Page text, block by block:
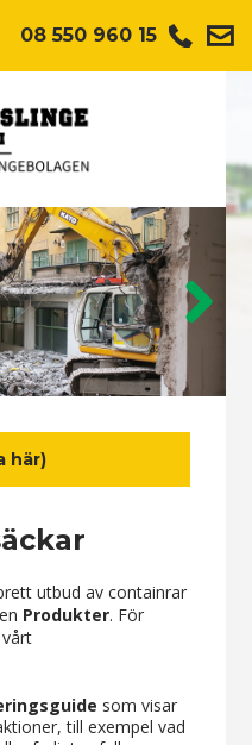
08 550 960 15
Next
här)
utbud av containrar
Produkter. För
som visar
till exempel vad